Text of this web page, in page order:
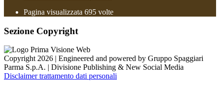
Pagina visualizzata 695 volte
Sezione Copyright
Copyright 2026 | Engineered and powered by Gruppo Spaggiari
Parma S.p.A. | Divisione Publishing & New Social Media
Disclaimer trattamento dati personali